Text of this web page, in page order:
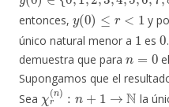
entonces,
y (0) ≤ < 1
y
único natural menor a
es
0
demuestra que para
n = 0
Supongamos que el
Sea
r(n 1
la